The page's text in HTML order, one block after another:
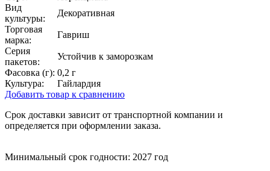
Вид
культуры:
Декоративная
Торговая
марка:
Гавриш
Серия
пакетов:
Устойчив к заморозкам
Фасовка (г): 0,2 г
Культура:
Гайлардия
Добавить товар к сравнению
Срок доставки зависит от транспортной компании и
определяется при оформлении заказа.
Минимальный срок годности: 2027 год